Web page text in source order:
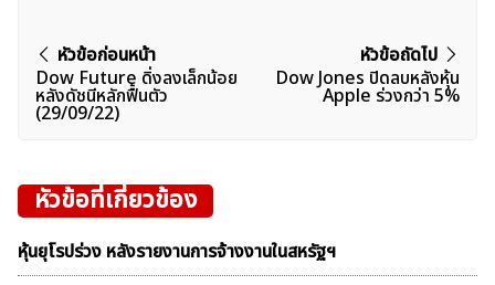
แนะแนว
เรื่อง
หัวข้อก่อนหน้า
Dow Future ดิ่งลงเล็กน้อย
หลังดัชนีหลักฟื้นตัว
(29/09/22)
หัวข้อถัดไป
Dow Jones ปิดลบหลังหุ้น
Apple ร่วงกว่า 5%
หัวข้อที่เกี่ยวข้อง
หุ้นยุโรปร่วง หลังรายงานการจ้างงานในสหรัฐฯ